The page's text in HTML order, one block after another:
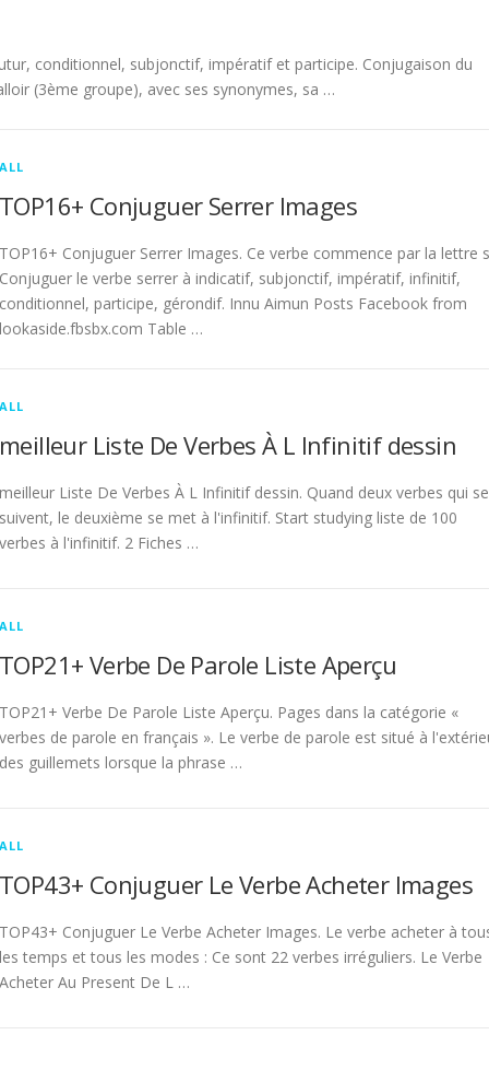
conditionnel, subjonctif, impératif et participe. Conjugaison du
(3ème groupe), avec ses synonymes, sa …
ALL
TOP16+ Conjuguer Serrer Images
TOP16+ Conjuguer Serrer Images. Ce verbe commence par la lettre
Conjuguer le verbe serrer à indicatif, subjonctif, impératif, infinitif,
conditionnel, participe, gérondif. Innu Aimun Posts Facebook from
lookaside.fbsbx.com Table …
ALL
meilleur Liste De Verbes À L Infinitif dessin
meilleur Liste De Verbes À L Infinitif dessin. Quand deux verbes qui se
suivent, le deuxième se met à l'infinitif. Start studying liste de 100
verbes à l'infinitif. 2 Fiches …
ALL
TOP21+ Verbe De Parole Liste Aperçu
TOP21+ Verbe De Parole Liste Aperçu. Pages dans la catégorie «
verbes de parole en français ». Le verbe de parole est situé à
des guillemets lorsque la phrase …
ALL
TOP43+ Conjuguer Le Verbe Acheter Images
TOP43+ Conjuguer Le Verbe Acheter Images. Le verbe acheter à
les temps et tous les modes : Ce sont 22 verbes irréguliers. Le Verbe
Acheter Au Present De L …